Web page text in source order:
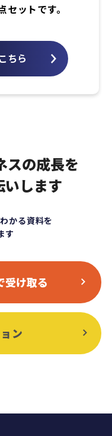
ットです。
ちら
スの成長を
いします
かる資料を
す
受け取る
ン